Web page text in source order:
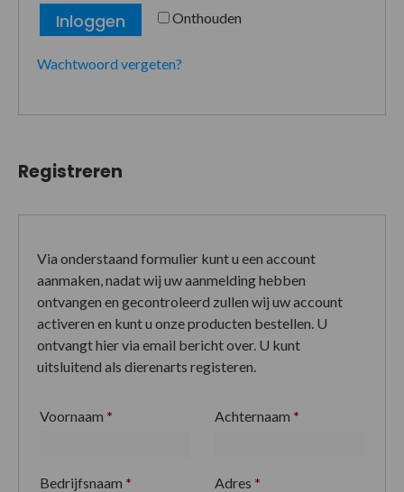
Onthouden
Inloggen
Wachtwoord vergeten?
Registreren
Via onderstaand formulier kunt u een account
aanmaken, nadat wij uw aanmelding hebben
ontvangen en gecontroleerd zullen wij uw account
activeren en kunt u onze producten bestellen. U
ontvangt hier via email bericht over. U kunt
uitsluitend als dierenarts registeren.
Voornaam * Achternaam *
Bedrijfsnaam * Adres *